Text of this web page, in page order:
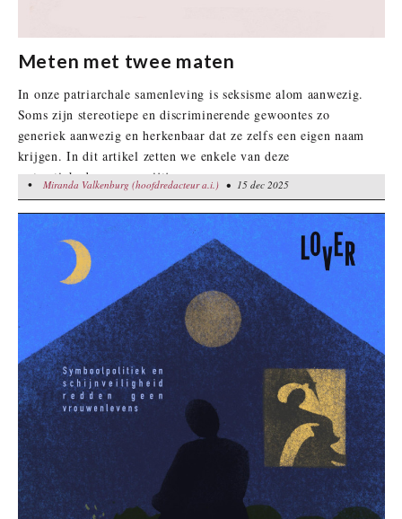
Meten met twee maten
In onze patriarchale samenleving is seksisme alom aanwezig.
Soms zijn stereotiepe en discriminerende gewoontes zo
generiek aanwezig en herkenbaar dat ze zelfs een eigen naam
krijgen. In dit artikel zetten we enkele van deze
wetmatigheden op een rijtje.
Miranda Valkenburg (hoofdredacteur a.i.)• 15 dec 2025
•Miranda Valkenburg (hoofdredacteur a.i.) • 15 dec 2025